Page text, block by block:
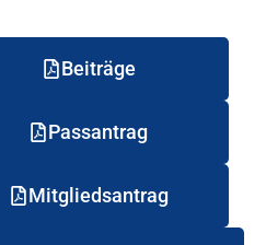
Beiträge
Passantrag
Mitgliedsantrag